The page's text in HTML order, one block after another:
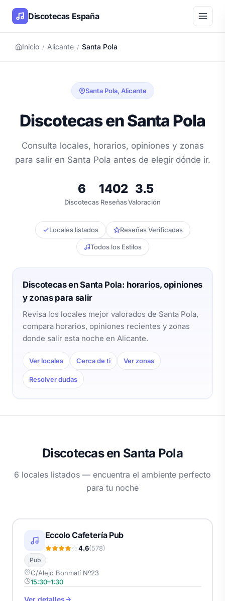
Discotecas España
Inicio / Alicante / Santa Pola
Santa Pola, Alicante
Discotecas en Santa Pola
Consulta locales, horarios, opiniones y zonas
para salir en Santa Pola antes de elegir dónde ir.
6
Discotecas
1402
Reseñas
3.5
Valoración
Locales listados Reseñas Verificadas
Todos los Estilos
Discotecas en Santa Pola: horarios, opiniones
y zonas para salir
Revisa los locales mejor valorados de Santa Pola,
compara horarios, opiniones recientes y zonas
donde salir esta noche en Alicante.
Ver locales Cerca de ti Ver zonas
Resolver dudas
Discotecas en Santa Pola
6 locales listados — encuentra el ambiente perfecto
para tu noche
Eccolo Cafetería Pub
4.6(578)
Pub
C/Alejo Bonmatí Nº23
15:30–1:30
Ver detalles